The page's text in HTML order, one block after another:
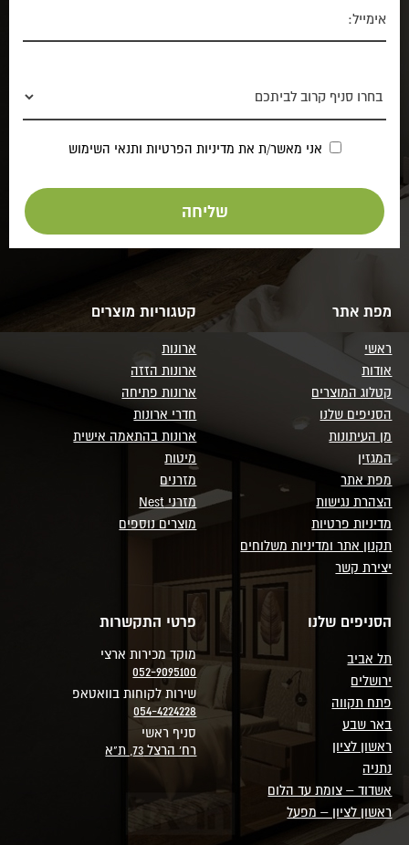
אני מאשר/ת את מדיניות הפרטיות ותנאי השימוש
מפת אתר
ראשי
אודות
קטלוג המוצרים
הסניפים שלנו
מן העיתונות
המגזין
מפת אתר
הצהרת נגישות
מדיניות פרטיות
תקנון אתר ומדיניות משלוחים
יצירת קשר
קטגוריות מוצרים
ארונות
ארונות הזזה
ארונות פתיחה
חדרי ארונות
ארונות בהתאמה אישית
מיטות
מזרנים
מזרני Nest
מוצרים נוספים
הסניפים שלנו
תל אביב
ירושלים
פתח תקווה
באר שבע
ראשון לציון
נתניה
אשדוד – צומת עד הלום
ראשון לציון – מפעל
פרטי התקשרות
מוקד מכירות ארצי
052-9095100
שירות לקוחות בוואטאפ
054-4224228
סניף ראשי
רח' הרצל 73, ת"א